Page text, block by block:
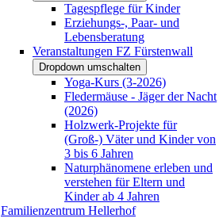
Tagespflege für Kinder
Erziehungs-, Paar- und
Lebensberatung
Veranstaltungen FZ Fürstenwall
Dropdown umschalten
Yoga-Kurs (3-2026)
Fledermäuse - Jäger der Nacht
(2026)
Holzwerk-Projekte für
(Groß-) Väter und Kinder von
3 bis 6 Jahren
Naturphänomene erleben und
verstehen für Eltern und
Kinder ab 4 Jahren
Familienzentrum Hellerhof